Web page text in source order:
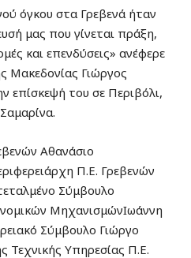
όγκου στα Γρεβενά ήταν
μας που γίνεται πράξη,
και επενδύσεις» ανέφερε
Μακεδονίας Γιώργος
επίσκεψή του σε Περιβόλι,
Αθανάσιο
Π.Ε. Γρεβενών
Σύμβουλο
ΜηχανισμώνΙωάννη
Σύμβουλο Γιώργο
Τεχνικής Υπηρεσίας Π.Ε.